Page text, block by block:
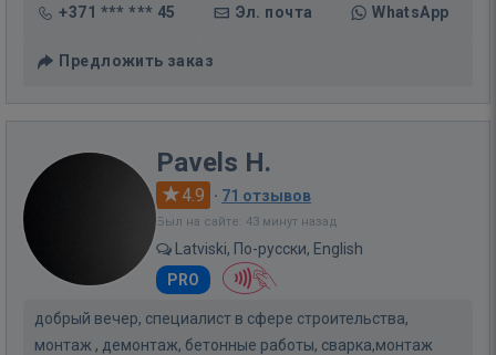
+371 *** *** 45 Эл. почта WhatsApp
Предложить заказ
Pavels H.
4.9 · 71 отзывов
Был на сайте: 43 минут назад
Latviski, По-русски, English
PRO
добрый вечер, специалист в сфере строительства,
монтаж , демонтаж, бетонные работы, сварка,монтаж